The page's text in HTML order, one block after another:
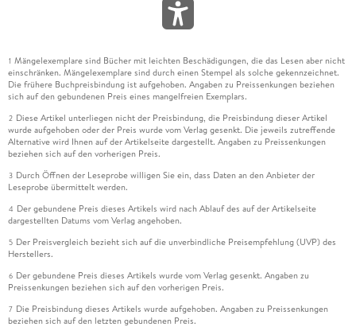
1 Mängelexemplare sind Bücher mit leichten Beschädigungen, die das Lesen aber nicht
einschränken. Mängelexemplare sind durch einen Stempel als solche gekennzeichnet.
Die frühere Buchpreisbindung ist aufgehoben. Angaben zu Preissenkungen beziehen
sich auf den gebundenen Preis eines mangelfreien Exemplars.
2 Diese Artikel unterliegen nicht der Preisbindung, die Preisbindung dieser Artikel
wurde aufgehoben oder der Preis wurde vom Verlag gesenkt. Die jeweils zutreffende
Alternative wird Ihnen auf der Artikelseite dargestellt. Angaben zu Preissenkungen
beziehen sich auf den vorherigen Preis.
3 Durch Öffnen der Leseprobe willigen Sie ein, dass Daten an den Anbieter der
Leseprobe übermittelt werden.
4 Der gebundene Preis dieses Artikels wird nach Ablauf des auf der Artikelseite
dargestellten Datums vom Verlag angehoben.
5 Der Preisvergleich bezieht sich auf die unverbindliche Preisempfehlung (UVP) des
Herstellers.
6 Der gebundene Preis dieses Artikels wurde vom Verlag gesenkt. Angaben zu
Preissenkungen beziehen sich auf den vorherigen Preis.
7 Die Preisbindung dieses Artikels wurde aufgehoben. Angaben zu Preissenkungen
beziehen sich auf den letzten gebundenen Preis.